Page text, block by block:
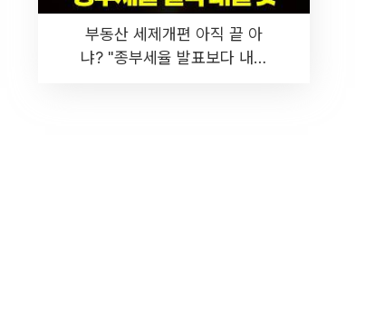
부동산 세제개편 아직 끝 아
냐? "종부세율 발표보다 내릴